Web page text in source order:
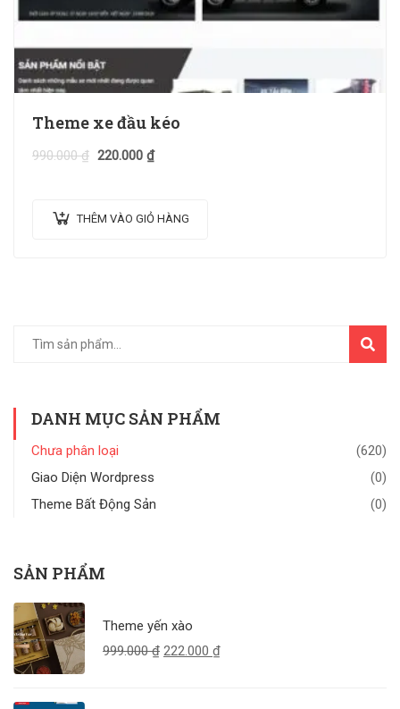
Theme xe đầu kéo
990.000₫ 220.000 ₫
THÊM VÀO GIỎ HÀNG
TÌM
DANH MỤC SẢN PHẨM
Chưa phân loại
(620)
Giao Diện Wordpress
(0)
Theme Bất Động Sản
(0)
SẢN PHẨM
Theme yến xào
999.000₫ 222.000 ₫